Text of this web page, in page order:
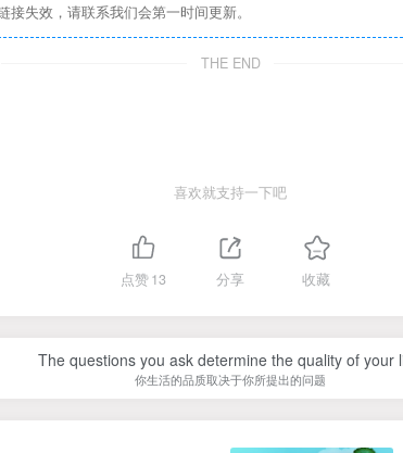
失效，请联系我们会第一时间更新。
THE END
喜欢就支持一下吧
点赞13 分享 收藏
The questions you ask determine the quality of your
你生活的品质取决于你所提出的问题